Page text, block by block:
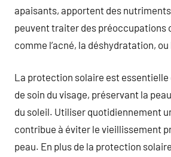
apaisants, apportent des
peuvent traiter des préoccupations
comme l’acné, la déshydratation,
La protection solaire est
de soin du visage, préservant la
du soleil. Utiliser quotidiennement
contribue à éviter le vieillissement
peau. En plus de la protection